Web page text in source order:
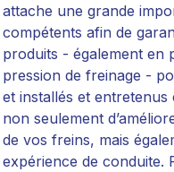
attache une grande
compétents afin de
produits - également en
pression de freinage -
et installés et
non seulement
de vos freins, mais
expérience de conduite.